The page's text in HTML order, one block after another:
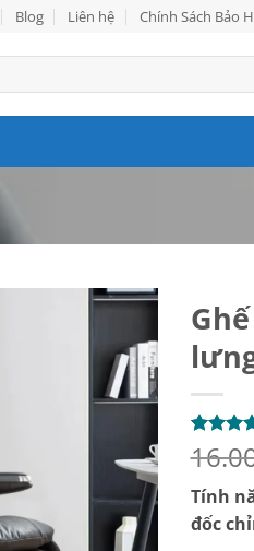
Blog Liên hệ Chính Sách Bảo
5trên 5
dựa trên
1
Tính
đốc